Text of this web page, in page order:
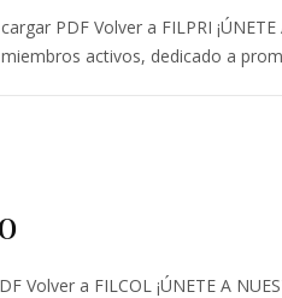
PDF Volver a FILPRI ¡ÚNETE
activos, dedicado a
Volver a FILCOL ¡ÚNETE A